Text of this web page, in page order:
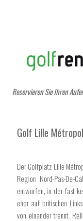
Reservieren Sie Ihren
Golf Lille
Der Golfplatz Lille
Region Nord-Pas-De-
entworfen, in der fast
eher auf britischen
von einander trennt.